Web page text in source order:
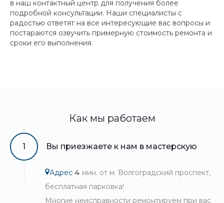
в наш контактный центр для получения более
подробной консультации. Наши специалисты с
радостью ответят на все интересующие вас вопросы и
постараются озвучить примерную стоимость ремонта и
сроки его выполнения.
Как мы работаем
1 Вы приезжаете к нам в мастерскую
Адрес 4 мин. от м. Волгоградский проспект,
бесплатная парковка!
Многие неисправности ремонтируем при вас